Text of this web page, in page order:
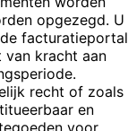
opgezegd. U
facturatieportal
van kracht aan
recht of zoals
en